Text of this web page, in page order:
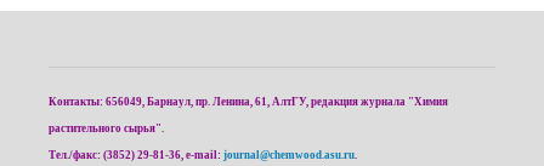
Контакты: 656049, Барнаул, пр. Ленина, 61, АлтГУ, редакция журнала "Химия
растительного сырья".
Тел./факс: (3852) 29-81-36, e-mail: journal@chemwood.asu.ru.